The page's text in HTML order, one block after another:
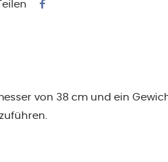
Teilen
von 38 cm und ein